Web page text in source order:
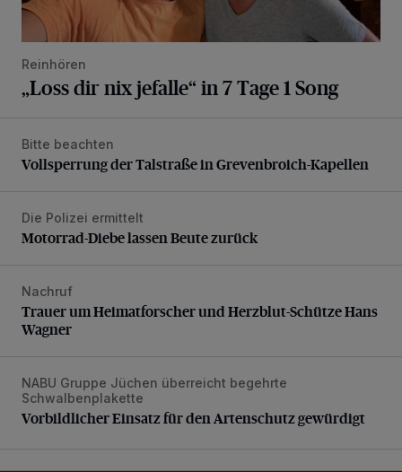
Reinhören
„Loss dir nix jefalle“ in 7 Tage 1 Song
Vollsperrung der Talstraße in Grevenbroich-Kapellen
Bitte beachten
Vollsperrung der Talstraße in Grevenbroich-Kapellen
Motorrad-Diebe lassen Beute zurück
Die Polizei ermittelt
Motorrad-Diebe lassen Beute zurück
Trauer um Heimatforscher und Herzblut-Schütze Hans
Nachruf
Trauer um Heimatforscher und Herzblut-Schütze Hans
Wagner
Vorbildlicher Einsatz für den Artenschutz gewürdigt
NABU Gruppe Jüchen überreicht begehrte
Schwalbenplakette
Vorbildlicher Einsatz für den Artenschutz gewürdigt